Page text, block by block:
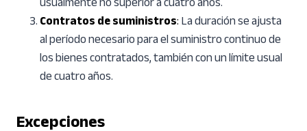
Contratos de suministros:La duración se ajusta
al período necesario para el suministro continuo de
los bienes contratados, también con un límite usual
de cuatro años.
Excepciones